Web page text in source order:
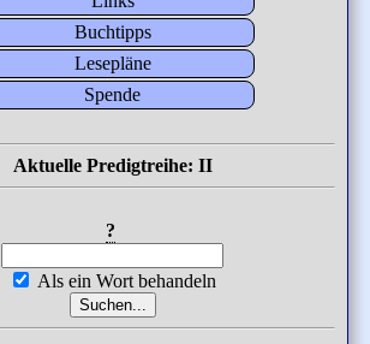
Buchtipps
Lesepläne
Spende
Aktuelle Predigtreihe: II
?
Als ein Wort behandeln